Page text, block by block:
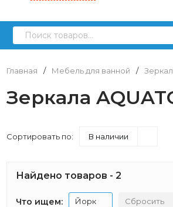
Главная / Мебель для ванной /
Зеркала
Сортировать по: В наличии
Найдено товаров - 2
Что ищем: Йорк Сбросить